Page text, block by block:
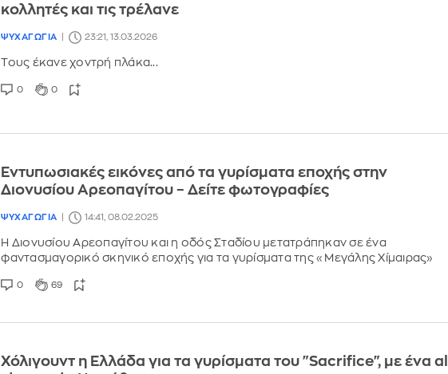
κολλητές και τις τρέλανε
ΨΥΧΑΓΩΓΙΑ 23:21, 13.03.2026
Τους έκανε χοντρή πλάκα...
0 0
Εντυπωσιακές εικόνες από τα γυρίσματα εποχής στην
Διονυσίου Αρεοπαγίτου – Δείτε φωτογραφίες
ΨΥΧΑΓΩΓΙΑ 14:41, 08.02.2025
Η Διονυσίου Αρεοπαγίτου και η οδός Σταδίου μετατράπηκαν σε ένα
φαντασμαγορικό σκηνικό εποχής για τα γυρίσματα της «Μεγάλης Χίμαιρας»
0 69
Χόλιγουντ η Ελλάδα για τα γυρίσματα του "Sacrifice", με ένα